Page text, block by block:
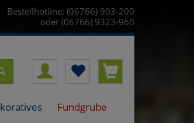
Bestellhotline: (06766) 903-200
oder (06766) 9323-960
Fundgrube